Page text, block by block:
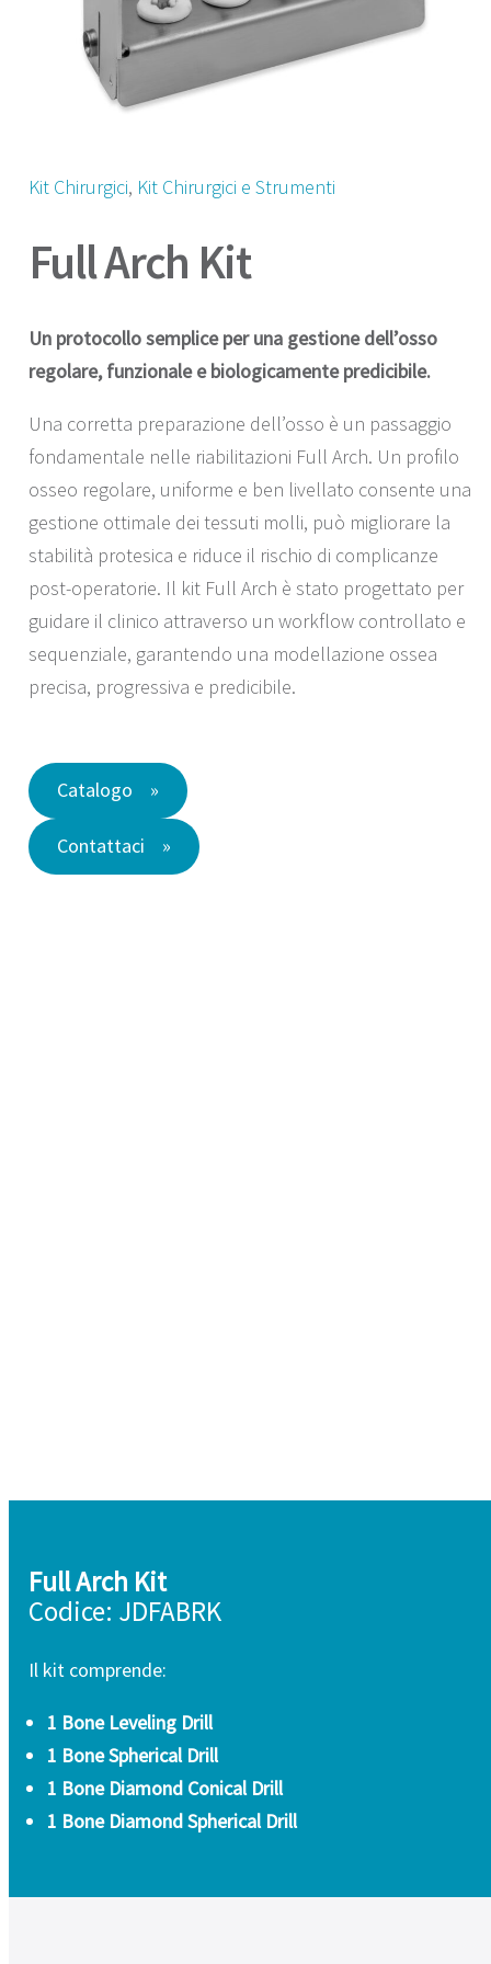
Kit Chirurgici, Kit Chirurgici e Strumenti
Full Arch Kit
Un protocollo semplice per una gestione dell’osso
regolare, funzionale e biologicamente predicibile.
Una corretta preparazione dell’osso è un passaggio
fondamentale nelle riabilitazioni Full Arch. Un profilo
osseo regolare, uniforme e ben livellato consente una
gestione ottimale dei tessuti molli, può migliorare la
stabilità protesica e riduce il rischio di complicanze
post-operatorie. Il kit Full Arch è stato progettato per
guidare il clinico attraverso un workflow controllato e
sequenziale, garantendo una modellazione ossea
precisa, progressiva e predicibile.
Catalogo
Contattaci
Full Arch Kit
Codice: JDFABRK
Il kit comprende:
1 Bone Leveling Drill
1 Bone Spherical Drill
1 Bone Diamond Conical Drill
1 Bone Diamond Spherical Drill